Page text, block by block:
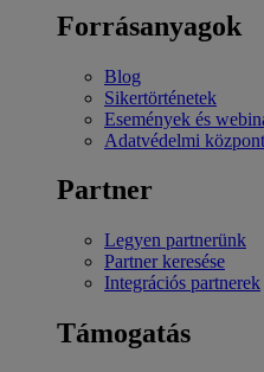
Forrásanyagok
Blog
Sikertörténetek
Események és
Adatvédelmi központ
Partner
Legyen partnerünk
Partner keresése
Integrációs partnerek
Támogatás